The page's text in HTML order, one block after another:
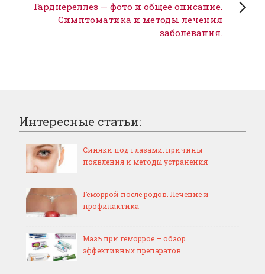
Гарднереллез — фото и общее описание.
Симптоматика и методы лечения
заболевания.
Интересные статьи:
Синяки под глазами: причины
появления и методы устранения
Геморрой после родов. Лечение и
профилактика
Мазь при геморрое — обзор
эффективных препаратов